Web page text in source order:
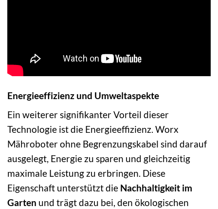
Energieeffizienz und Umweltaspekte
Ein weiterer signifikanter Vorteil dieser
Technologie ist die Energieeffizienz. Worx
Mähroboter ohne Begrenzungskabel sind darauf
ausgelegt, Energie zu sparen und gleichzeitig
maximale Leistung zu erbringen. Diese
Eigenschaft unterstützt die Nachhaltigkeit im
Garten und trägt dazu bei, den ökologischen